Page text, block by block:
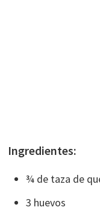
Ingredientes:
¾ de taza de
3 huevos